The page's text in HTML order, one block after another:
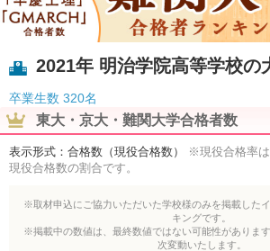
2021年 明治学院高等学校の
卒業生数 320名
東大・京大・難関大学合格者数
表示形式：合格数（現役合格数）
※現役合格率
現役合格数の割合です。
※取材申込にご協力いただいた学校様のみを掲載した
キングです。
※掲載中の数値は、最終数値ではない可能性がありま
次変動いたします。